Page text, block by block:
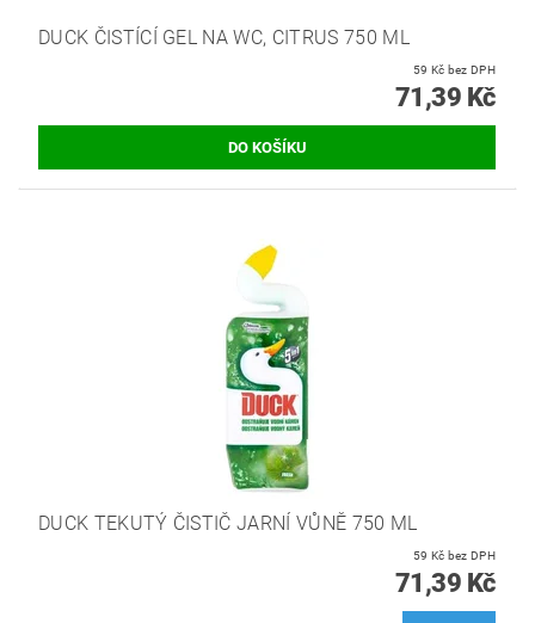
DUCK ČISTÍCÍ GEL NA WC, CITRUS 750 ML
59 Kč bez DPH
71,39 Kč
DUCK TEKUTÝ ČISTIČ JARNÍ VŮNĚ 750 ML
59 Kč bez DPH
71,39 Kč